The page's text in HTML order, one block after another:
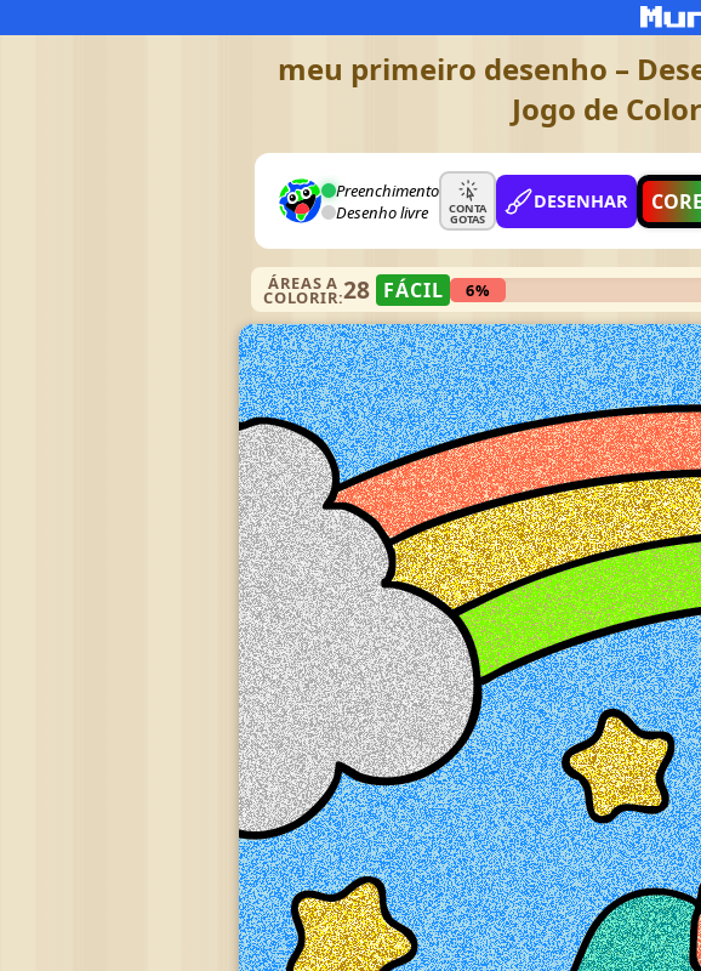
meu primeiro desenho –
Jogo de
Preenchimento
Desenho livre
CONTA
GOTAS
DESENHAR
ÁREAS A
COLORIR:28 FÁCIL 6%